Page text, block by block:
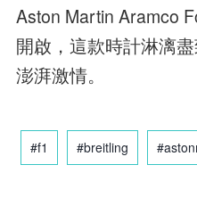
Aston Martin Aramco
開啟，這款時計淋漓
澎湃激情。
#f1 #breitling